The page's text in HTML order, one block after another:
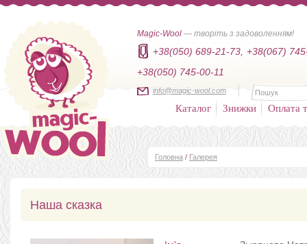
Magic-Wool — творіть з задоволенням!
+38(050) 689-21-73,
+38(067)
+38(050) 745-00-11
info@magic-wool.com
Каталог Знижки Оплата
Головна / Галерея
Наша сказка